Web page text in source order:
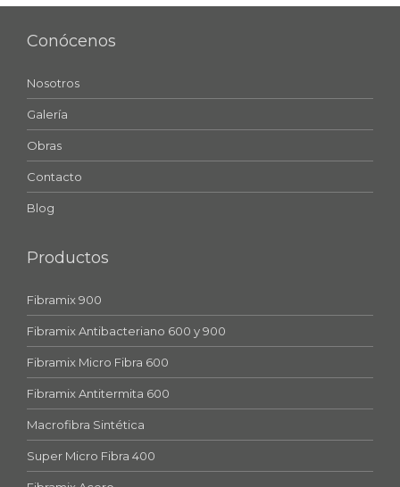
Conócenos
Nosotros
Galería
Obras
Contacto
Blog
Productos
Fibramix 900
Fibramix Antibacteriano 600 y 900
Fibramix Micro Fibra 600
Fibramix Antitermita 600
Macrofibra Sintética
Super Micro Fibra 400